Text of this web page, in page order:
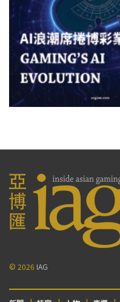
© 2026 IAG